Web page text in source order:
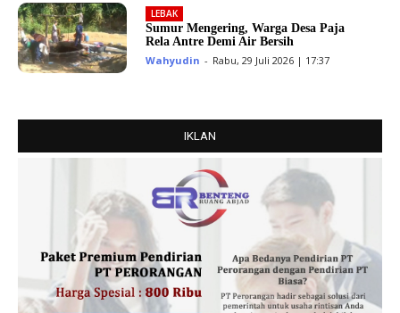
LEBAK
Sumur Mengering, Warga Desa Paja
Rela Antre Demi Air Bersih
Wahyudin - Rabu, 29 Juli 2026 | 17:37
IKLAN